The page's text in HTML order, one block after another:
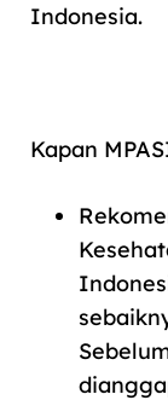
Indonesia.
Kapan